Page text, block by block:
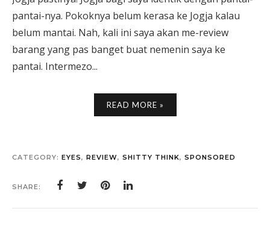
pantai-nya. Pokoknya belum kerasa ke Jogja kalau
belum mantai. Nah, kali ini saya akan me-review
barang yang pas banget buat nemenin saya ke
pantai. Intermezo...
READ MORE »
CATEGORY: EYES, REVIEW, SHITTY THINK, SPONSORED
SHARE: